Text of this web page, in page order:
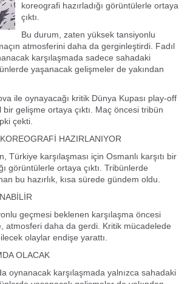
koreografi hazırladığı görüntülerle ortaya
çıktı.
Bu durum, zaten yüksek tansiyonlu
atmosferini daha da gerginleştirdi. Fadıl
karşılaşmada sadece sahadaki
yaşanacak gelişmeler de yakından
ile oynayacağı kritik Dünya Kupası play-off
gelişme ortaya çıktı. Maç öncesi tribün
çekti.
HAZIRLANIYOR
Türkiye karşılaşması için Osmanlı karşıtı bir
görüntülerle ortaya çıktı. Tribünlerde
bu hazırlık, kısa sürede gündem oldu.
geçmesi beklenen karşılaşma öncesi
atmosferi daha da gerdi. Kritik mücadelede
olaylar endişe yarattı.
OLACAK
oynanacak karşılaşmada yalnızca sahadaki